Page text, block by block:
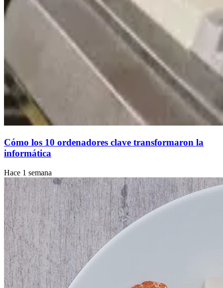
Cómo los 10 ordenadores clave transformaron la
informática
Hace 1 semana